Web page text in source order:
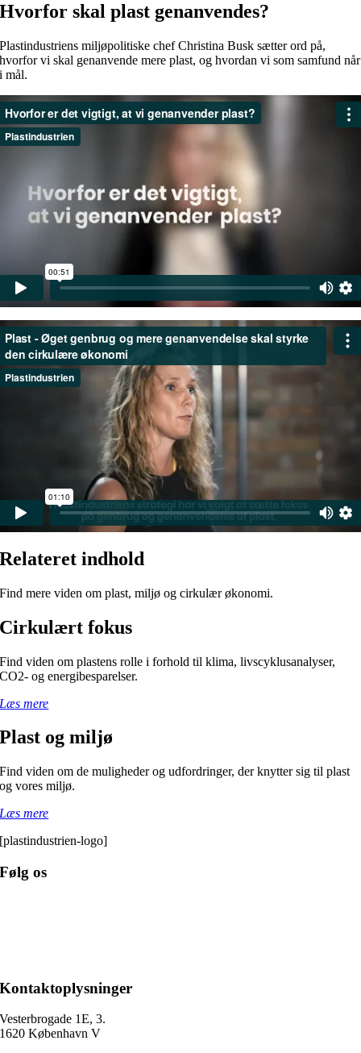
Hvorfor skal plast genanvendes?
Plastindustriens miljøpolitiske chef Christina Busk sætter ord på,
hvorfor vi skal genanvende mere plast, og hvordan vi som samfund når
i mål.
Relateret indhold
Find mere viden om plast, miljø og cirkulær økonomi.
Cirkulært fokus
Find viden om plastens rolle i forhold til klima, livscyklusanalyser,
CO2- og energibesparelser.
Læs mere
Plast og miljø
Find viden om de muligheder og udfordringer, der knytter sig til plast
og vores miljø.
Læs mere
[plastindustrien-logo]
Følg os
Kontaktoplysninger
Vesterbrogade 1E, 3.
1620 København V